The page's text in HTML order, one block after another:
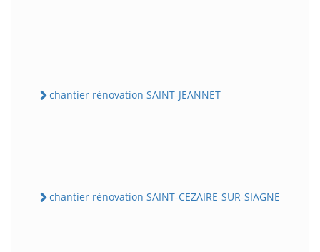
chantier rénovation SAINT-JEANNET
chantier rénovation SAINT-CEZAIRE-SUR-SIAGNE